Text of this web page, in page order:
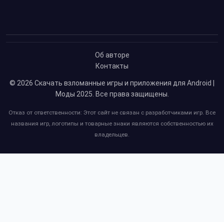
Об авторе
Контакты
© 2026 Скачать взломанные игры и приложения для Android |
Моды 2025. Все права защищены.
Отказ от ответственности: Этот сайт не связан с разработчиками игр. Все
названия игр, логотипы и товарные знаки являются собственностью их
владельцев.